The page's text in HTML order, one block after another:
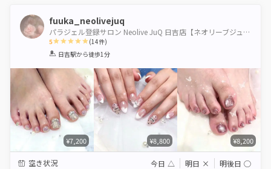
fuuka_neolivejuq
パラジェル登録サロン Neolive JuQ 日吉店【ネオリーブジューク】
5
1 2 3 4 5
(14件)
日吉駅から徒歩1分
¥7,200 ¥8,800 ¥8,200
空き状況 今日 △ 明日 × 明後日 ◯